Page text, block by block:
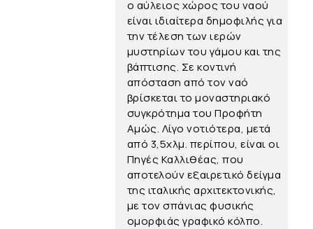
ο αύλειος χώρος του ναού
είναι ιδιαίτερα δημοφιλής για
την τέλεση των ιερών
μυστηρίων του γάμου και της
βάπτισης. Σε κοντινή
απόσταση από τον ναό
βρίσκεται το μοναστηριακό
συγκρότημα του Προφήτη
Αμώς. Λίγο νοτιότερα, μετά
από 3,5χλμ. περίπου, είναι οι
Πηγές Καλλιθέας, που
αποτελούν εξαιρετικό δείγμα
της ιταλικής αρχιτεκτονικής,
με τον σπάνιας φυσικής
ομορφιάς γραφικό κόλπο.